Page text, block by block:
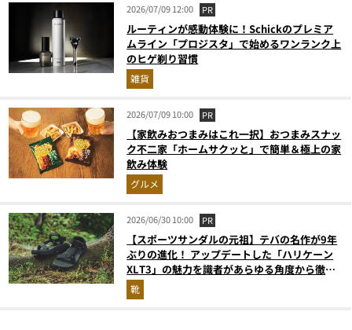
2026/07/09 12:00 PR
ルーティンが感動体験に！Schickのプレミア
ムライン「プロジスタ」で始めるワンランク上
のヒゲ剃り習慣
雑貨
2026/07/09 10:00 PR
【家飲みおつまみはこれ一択】おつまみスナッ
ク不二家「ホームサクッと」で簡単＆極上の家
飲み体験
グルメ
2026/06/30 10:00 PR
【スポーツサンダルの元祖】テバの名作が9年
ぶりの進化！ アップデートした「ハリケーン
XLT3」の魅力を識者があらゆる角度から徹底
解説！
靴